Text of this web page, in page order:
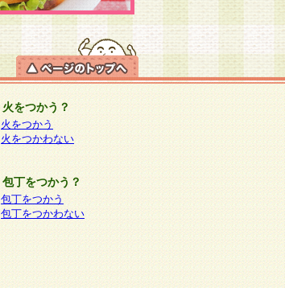
火をつかう？
火をつかう
火をつかわない
包丁をつかう？
包丁をつかう
包丁をつかわない